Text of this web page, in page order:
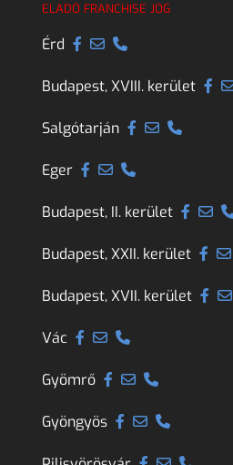
ELADÓ FRANCHISE JOG
Érd
Budapest, XVIII. kerület
Salgótarján
Eger
Budapest, II. kerület
Budapest, XXII. kerület
Budapest, XVII. kerület
Vác
Gyömrő
Gyöngyös